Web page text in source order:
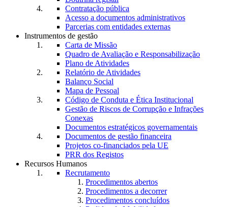
Contratação pública
Acesso a documentos administrativos
Parcerias com entidades externas
Instrumentos de gestão
Carta de Missão
Quadro de Avaliação e Responsabilização
Plano de Atividades
Relatório de Atividades
Balanço Social
Mapa de Pessoal
Código de Conduta e Ética Institucional
Gestão de Riscos de Corrupção e Infrações
Conexas
Documentos estratégicos governamentais
Documentos de gestão financeira
Projetos co-financiados pela UE
PRR dos Registos
Recursos Humanos
Recrutamento
Procedimentos abertos
Procedimentos a decorrer
Procedimentos concluídos